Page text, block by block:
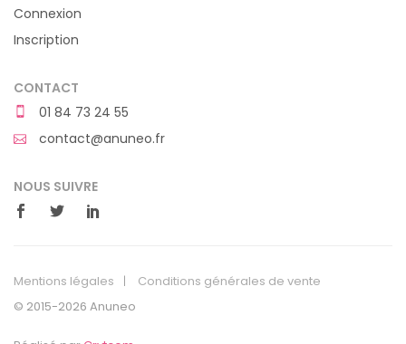
Connexion
Inscription
CONTACT
01 84 73 24 55
contact@anuneo.fr
NOUS SUIVRE
Mentions légales
Conditions générales de vente
© 2015-2026 Anuneo